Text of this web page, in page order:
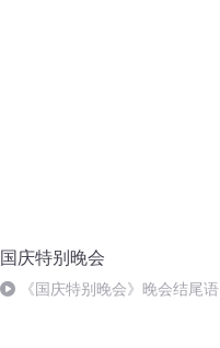
国庆特别晚会
《国庆特别晚会》晚会结尾语